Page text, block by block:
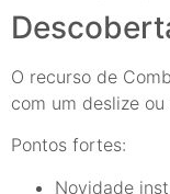
O recurso de
com um deslize
Pontos fortes:
Novidade